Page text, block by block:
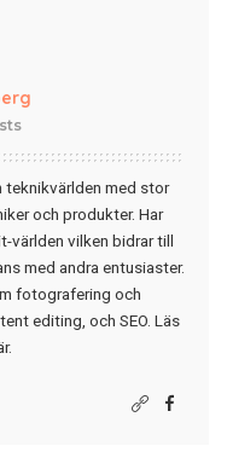
teknikvärlden med stor
och produkter. Har
världen vilken bidrar till
med andra entusiaster.
fotografering och
editing, och SEO. Läs
.